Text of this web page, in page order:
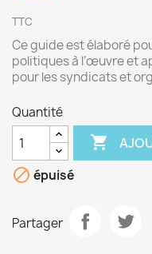
TTC
Ce guide est élaboré
politiques à l’œuvre et
pour les syndicats et
Quantité

 épuisé
Partager